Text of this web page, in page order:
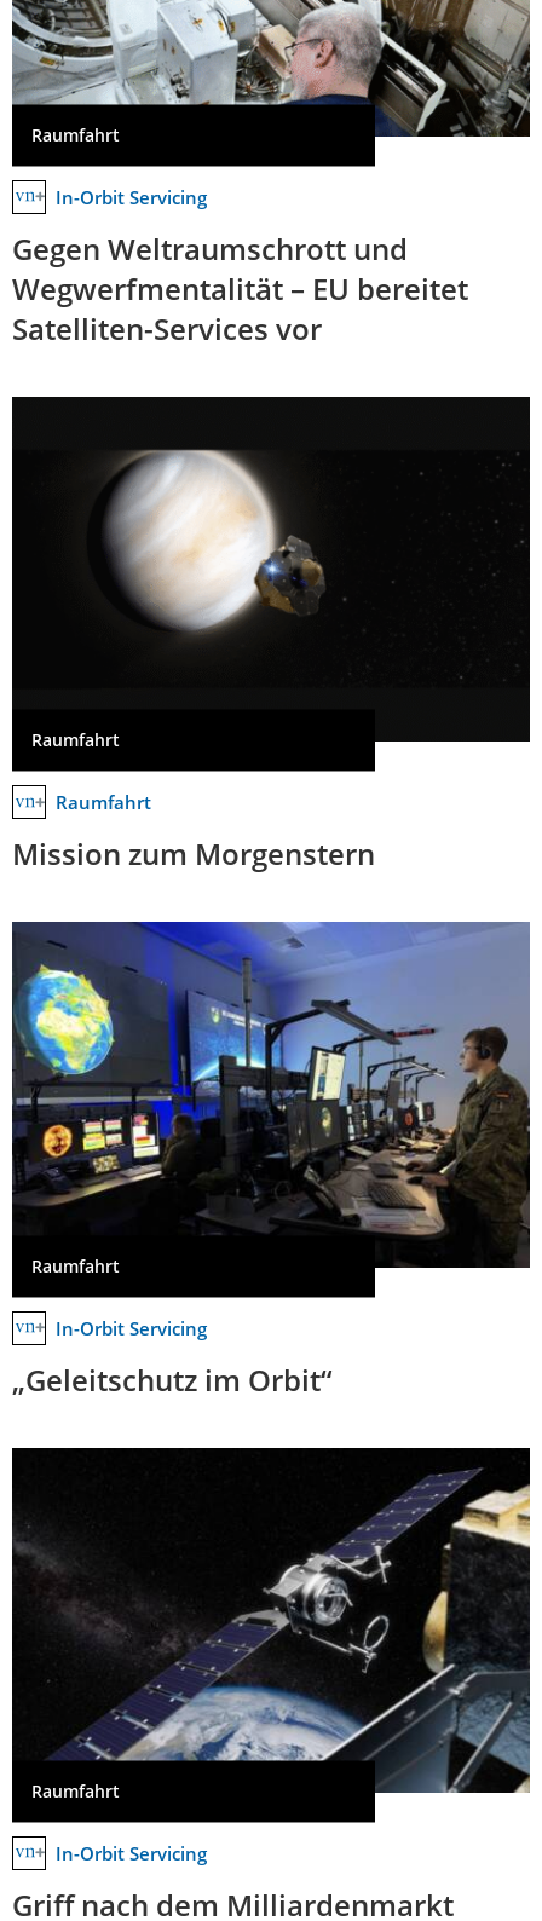
Raumfahrt
In-Orbit Servicing
Gegen Weltraumschrott und
Wegwerfmentalität – EU bereitet
Satelliten-Services vor
Raumfahrt
Raumfahrt
Mission zum Morgenstern
Raumfahrt
In-Orbit Servicing
„Geleitschutz im Orbit“
Raumfahrt
In-Orbit Servicing
Griff nach dem Milliardenmarkt